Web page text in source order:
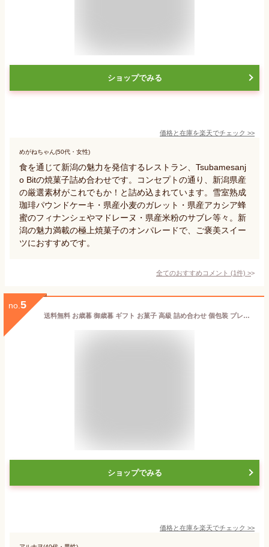
ショップでみる
価格と在庫を楽天でチェック >>
めがねちゃん(50代・女性)
食を通じて新潟の魅力を発信するレストラン、Tsubamesanj
o Bitの焼菓子詰め合わせです。コンセプトの通り、新潟県産
の厳選素材がこれでもか！と詰め込まれています。雪室熟成
珈琲パウンドケーキ・県産小麦のガレット・県産アカシア蜂
蜜のフィナンシェやマドレーヌ・県産米粉のサブレ等々。新
潟の魅力満載の極上焼菓子のオンパレードで、ご褒美スイー
ツにおすすめです。
全てのおすすめコメント (1件) >
no. 5
送料無料 お歳暮 御歳暮 ギフト お菓子 高級 詰め合わせ 個包装 プレゼント お取り寄せ 内祝 お返し 御供 お供え 御礼 お祝い 贈り物 お土産 ブールミッシュ スイーツ 洋菓子 焼き菓子 吉田菊次郎 GL-21 グランリュクス21個入り
ショップでみる
価格と在庫を楽天でチェック >>